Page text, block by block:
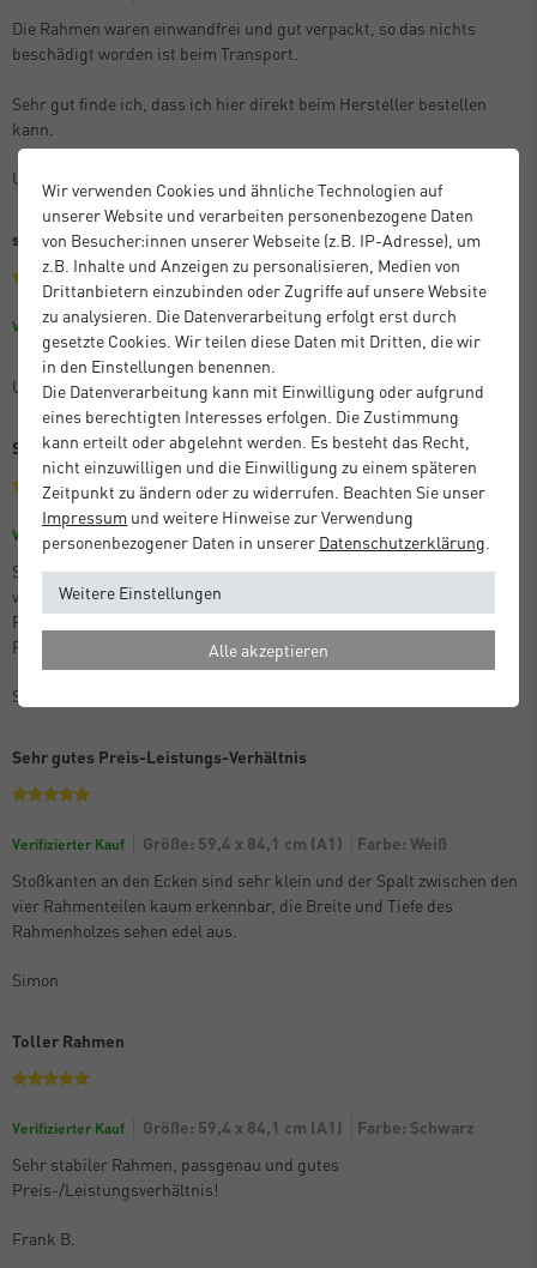
Die Rahmen waren einwandfrei und gut verpackt, so das nichts
beschädigt worden ist beim Transport.
Sehr gut finde ich, dass ich hier direkt beim Hersteller bestellen
kann.
Unbekannt
sehr gute Qualität, zuverlässige Lieferung!
Verifizierter Kauf Größe: 60 x 80 cm Farbe: Eiche
Unbekannt
Sehr gutes Preis-Leistungs-Verhältnis
Verifizierter Kauf Größe: 59,4 x 84,1 cm (A1)
Farbe: Schwarz
Stoßkanten an den Ecken sind sehr klein und der Spalt zwischen den
vier Rahmenteilen kaum erkennbar, die Breite und Tiefe des
Rahmenholzes sehen edel aus.
Rahmen sind sehr sicher verpackt beim Versand.
Simon
Sehr gutes Preis-Leistungs-Verhältnis
Verifizierter Kauf Größe: 59,4 x 84,1 cm (A1)
Farbe: Weiß
Stoßkanten an den Ecken sind sehr klein und der Spalt zwischen den
vier Rahmenteilen kaum erkennbar, die Breite und Tiefe des
Rahmenholzes sehen edel aus.
Simon
Toller Rahmen
Verifizierter Kauf Größe: 59,4 x 84,1 cm (A1)
Farbe: Schwarz
Sehr stabiler Rahmen, passgenau und gutes
Preis-/Leistungsverhältnis!
Frank B.
Wir verwenden Cookies und ähnliche Technologien auf
unserer Website und verarbeiten personenbezogene Daten
von Besucher:innen unserer Webseite (z.B. IP-Adresse), um
z.B. Inhalte und Anzeigen zu personalisieren, Medien von
Drittanbietern einzubinden oder Zugriffe auf unsere Website
zu analysieren. Die Datenverarbeitung erfolgt erst durch
gesetzte Cookies. Wir teilen diese Daten mit Dritten, die wir
in den Einstellungen benennen.
Die Datenverarbeitung kann mit Einwilligung oder aufgrund
eines berechtigten Interesses erfolgen. Die Zustimmung
kann erteilt oder abgelehnt werden. Es besteht das Recht,
nicht einzuwilligen und die Einwilligung zu einem späteren
Zeitpunkt zu ändern oder zu widerrufen. Beachten Sie unser
Impressum und weitere Hinweise zur Verwendung
personenbezogener Daten in unserer Daten­schutz­erklärung
Weitere Einstellungen
Alle akzeptieren